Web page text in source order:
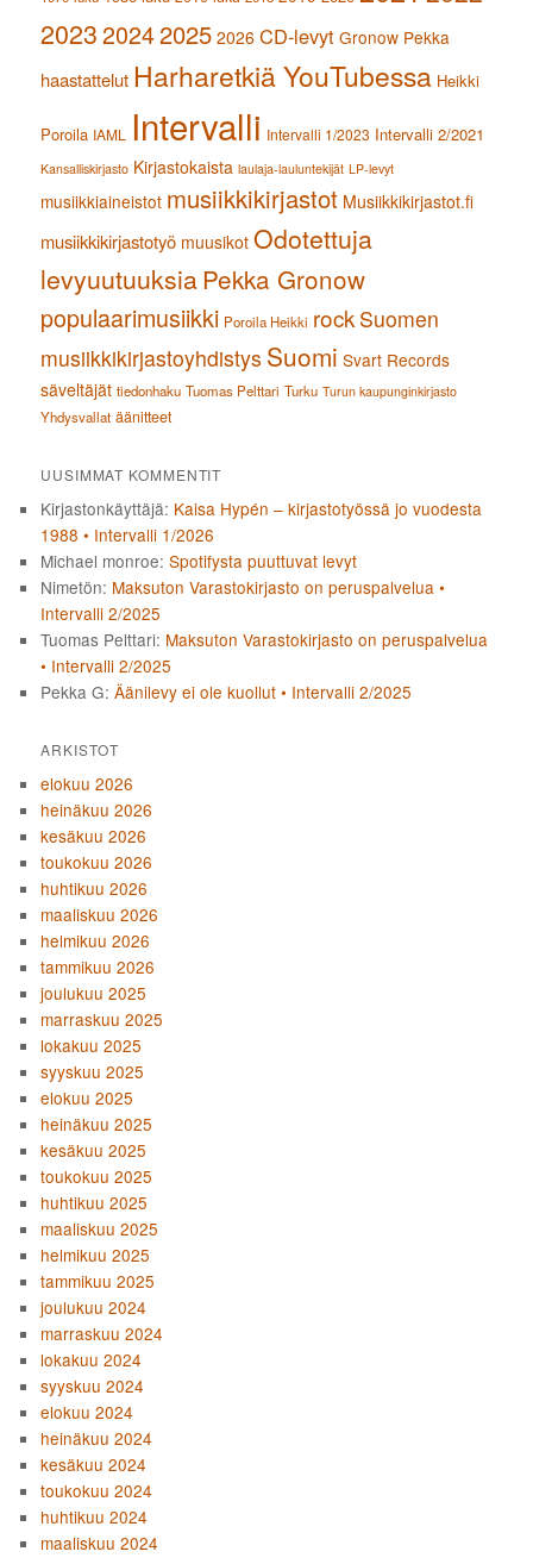
202320242025 2026 CD-levyt Gronow Pekka
haastattelut Harharetkiä YouTubessa Heikki
Poroila IAML Intervalli Intervalli 1/2023 Intervalli 2/2021
Kansalliskirjasto Kirjastokaista laulaja-lauluntekijät LP-levyt
musiikkiaineistot musiikkikirjastot Musiikkikirjastot.fi
musiikkikirjastotyö muusikot Odotettuja
levyuutuuksiaPekka Gronow
populaarimusiikki Poroila Heikki rock Suomen
musiikkikirjastoyhdistys Suomi Svart Records
säveltäjät tiedonhaku Tuomas Pelttari Turku Turun kaupunginkirjasto
Yhdysvallat äänitteet
UUSIMMAT KOMMENTIT
Kirjastonkäyttäjä: Kaisa Hypén – kirjastotyössä jo vuodesta
1988 • Intervalli 1/2026
Michael monroe:Spotifysta puuttuvat levyt
Nimetön: Maksuton Varastokirjasto on peruspalvelua •
Intervalli 2/2025
Tuomas Pelttari: Maksuton Varastokirjasto on peruspalvelua
• Intervalli 2/2025
Pekka G:Äänilevy ei ole kuollut • Intervalli 2/2025
ARKISTOT
elokuu 2026
heinäkuu 2026
kesäkuu 2026
toukokuu 2026
huhtikuu 2026
maaliskuu 2026
helmikuu 2026
tammikuu 2026
joulukuu 2025
marraskuu 2025
lokakuu 2025
syyskuu 2025
elokuu 2025
heinäkuu 2025
kesäkuu 2025
toukokuu 2025
huhtikuu 2025
maaliskuu 2025
helmikuu 2025
tammikuu 2025
joulukuu 2024
marraskuu 2024
lokakuu 2024
syyskuu 2024
elokuu 2024
heinäkuu 2024
kesäkuu 2024
toukokuu 2024
huhtikuu 2024
maaliskuu 2024